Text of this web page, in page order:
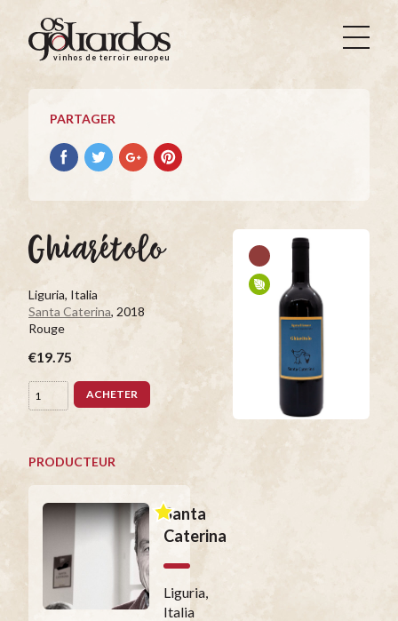
Os
Goliardos
Vinhos
Terroir
Europeus
vinhos de terroir europeus
PARTAGER
Partager
avec
Partager
avec
Partager
avec
Partager
avec
Ghiarétolo
Liguria, Italia
Santa Caterina, 2018
Rouge
€19.75
ACHETER
PRODUCTEUR
Santa
Caterina
Liguria,
Italia